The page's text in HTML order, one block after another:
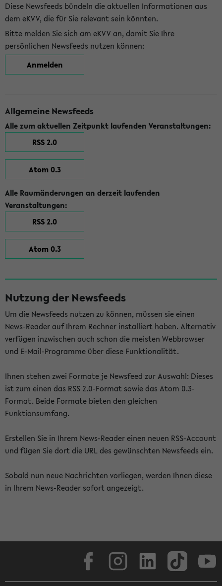
Diese Newsfeeds bündeln die aktuellen Informationen aus
dem eKVV, die für Sie relevant sein könnten.
Bitte melden Sie sich am eKVV an, damit Sie Ihre
persönlichen Newsfeeds nutzen können:
Anmelden
Allgemeine Newsfeeds
Alle zum aktuellen Zeitpunkt laufenden Veranstaltungen:
RSS 2.0
Atom 0.3
Alle Raumänderungen an derzeit laufenden
Veranstaltungen:
RSS 2.0
Atom 0.3
Nutzung der Newsfeeds
Um die Newsfeeds nutzen zu können, müssen sie einen
News-Reader auf Ihrem Rechner installiert haben. Alternativ
verfügen inzwischen auch schon die meisten Webbrowser
und E-Mail-Programme über diese Funktionalität.
Ihnen stehen zwei Formate je Newsfeed zur Auswahl: Dieses
ist zum einen das RSS 2.0-Format sowie das Atom 0.3-
Format. Beide Formate bieten den gleichen
Funktionsumfang.
Erstellen Sie in Ihrem News-Reader einen neuen RSS-Account
und fügen Sie dort die URL des gewünschten Newsfeeds ein.
Sobald nun neue Nachrichten vorliegen, werden Ihnen diese
in Ihrem News-Reader sofort angezeigt.